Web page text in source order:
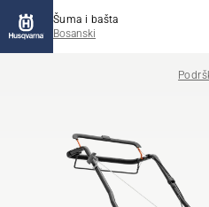
Šuma i bašta
Bosanski